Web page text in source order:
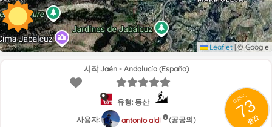
Leaflet |© Google
GRSIC
73
중간
시작 Jaén - Andalucía (España)
유형: 등산
사용자:
antonio aldi
(공공의)